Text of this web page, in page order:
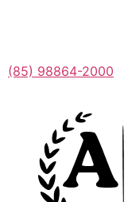
(85) 98864-2000